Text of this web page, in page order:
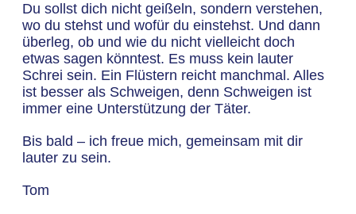
Du sollst dich nicht geißeln, sondern verstehen,
wo du stehst und wofür du einstehst. Und dann
überleg, ob und wie du nicht vielleicht doch
etwas sagen könntest. Es muss kein lauter
Schrei sein. Ein Flüstern reicht manchmal. Alles
ist besser als Schweigen, denn Schweigen ist
immer eine Unterstützung der Täter.
Bis bald – ich freue mich, gemeinsam mit dir
lauter zu sein.
Tom